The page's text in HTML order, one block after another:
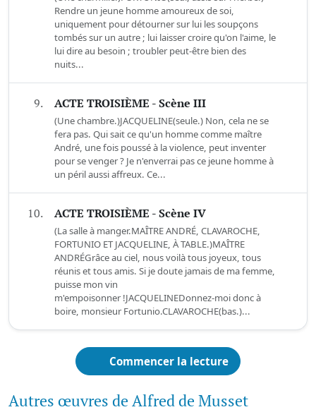
Rendre un jeune homme amoureux de soi,
uniquement pour détourner sur lui les soupçons
tombés sur un autre ; lui laisser croire qu'on l'aime, le
lui dire au besoin ; troubler peut-être bien des
nuits...
9. ACTE TROISIÈME - Scène III
(Une chambre.)JACQUELINE(seule.) Non, cela ne se
fera pas. Qui sait ce qu'un homme comme maître
André, une fois poussé à la violence, peut inventer
pour se venger ? Je n'enverrai pas ce jeune homme à
un péril aussi affreux. Ce...
10. ACTE TROISIÈME - Scène IV
(La salle à manger.MAÎTRE ANDRÉ, CLAVAROCHE,
FORTUNIO ET JACQUELINE, À TABLE.)MAÎTRE
ANDRÉGrâce au ciel, nous voilà tous joyeux, tous
réunis et tous amis. Si je doute jamais de ma femme,
puisse mon vin
m'empoisonner !JACQUELINEDonnez-moi donc à
boire, monsieur Fortunio.CLAVAROCHE(bas.)...
Commencer la lecture
Autres œuvres de Alfred de Musset